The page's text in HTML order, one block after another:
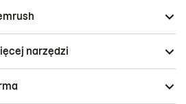
narzędzi